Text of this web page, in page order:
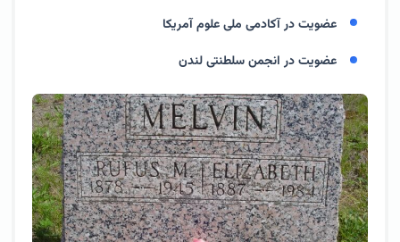
عضویت در آکادمی ملی علوم آمریکا
عضویت در انجمن سلطنتی لندن